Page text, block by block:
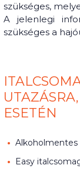
szükséges,
A jelenlegi
szükséges a
ESETÉN
Easy